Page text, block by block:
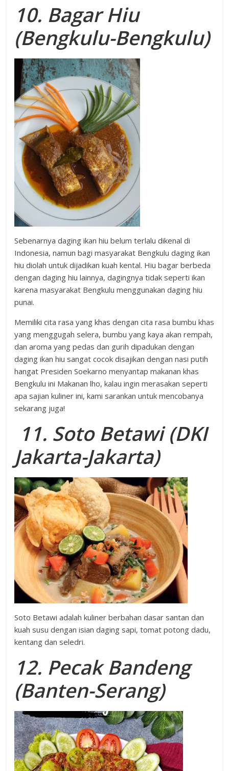
10. Bagar Hiu
(Bengkulu-Bengkulu)
Sebenarnya daging ikan hiu belum terlalu dikenal di
Indonesia, namun bagi masyarakat Bengkulu daging ikan
hiu diolah untuk dijadikan kuah kental. Hiu bagar berbeda
dengan daging hiu lainnya, dagingnya tidak seperti ikan
karena masyarakat Bengkulu menggunakan daging hiu
punai.
Memiliki cita rasa yang khas dengan cita rasa bumbu khas
yang menggugah selera, bumbu yang kaya akan rempah,
dan aroma yang pedas dan gurih dipadukan dengan
daging ikan hiu sangat cocok disajikan dengan nasi putih
hangat Presiden Soekarno menyantap makanan khas
Bengkulu ini Makanan lho, kalau ingin merasakan seperti
apa sajian kuliner ini, kami sarankan untuk mencobanya
sekarang juga!
11. Soto Betawi (DKI
Jakarta-Jakarta)
Soto Betawi adalah kuliner berbahan dasar santan dan
kuah susu dengan isian daging sapi, tomat potong dadu,
kentang dan seledri.
12. Pecak Bandeng
(Banten-Serang)